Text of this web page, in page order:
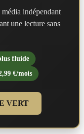
indépendant
une lecture sans
fluide
€/mois
VERT